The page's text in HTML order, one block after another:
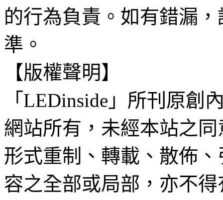
的行為負責。如有錯漏
準。
【版權聲明】
「LEDinside」所刊原創
網站所有，未經本站之
形式重制、轉載、散佈
容之全部或局部，亦不